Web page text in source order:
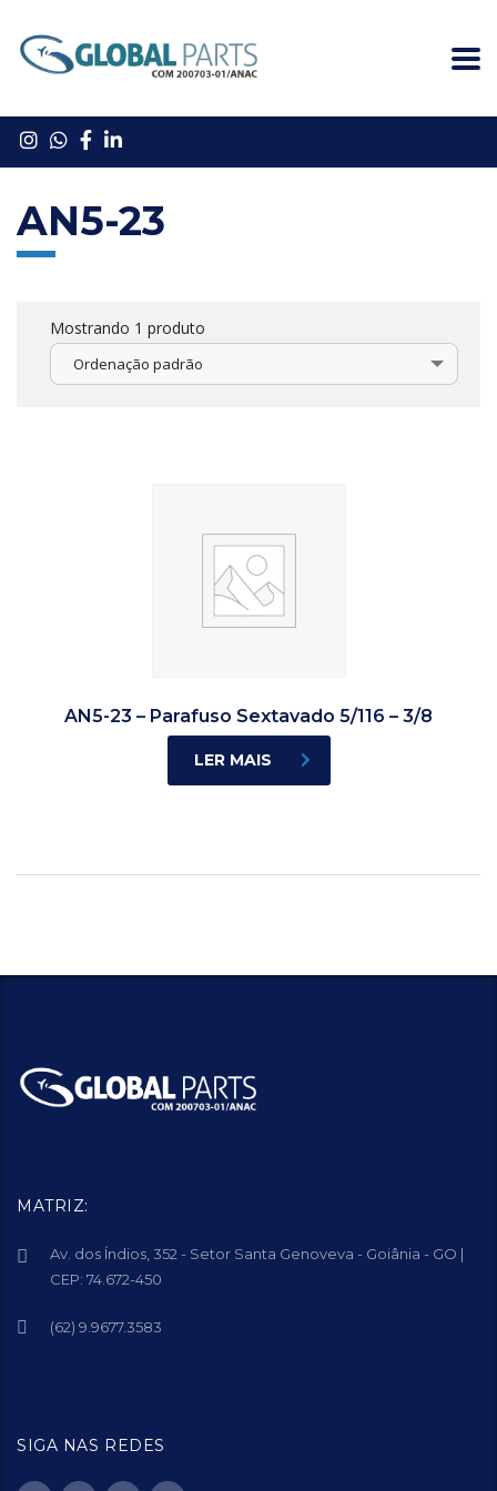
AN5-23
Mostrando 1 produto
Ordenação padrão
AN5-23 – Parafuso Sextavado 5/116 – 3/8
LER MAIS
MATRIZ:
Av. dos Índios, 352 - Setor Santa Genoveva - Goiânia - GO |
CEP: 74.672-450
(62) 9.9677.3583
SIGA NAS REDES